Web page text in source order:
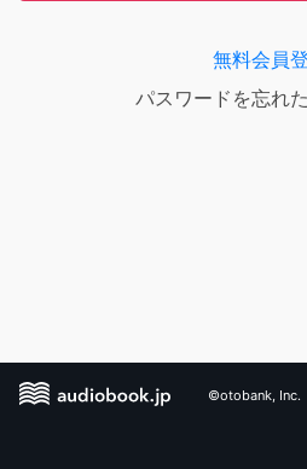
無料会員
パスワードを忘れ
©otobank, Inc.